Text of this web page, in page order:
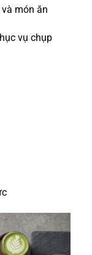
món ăn
vụ chụp